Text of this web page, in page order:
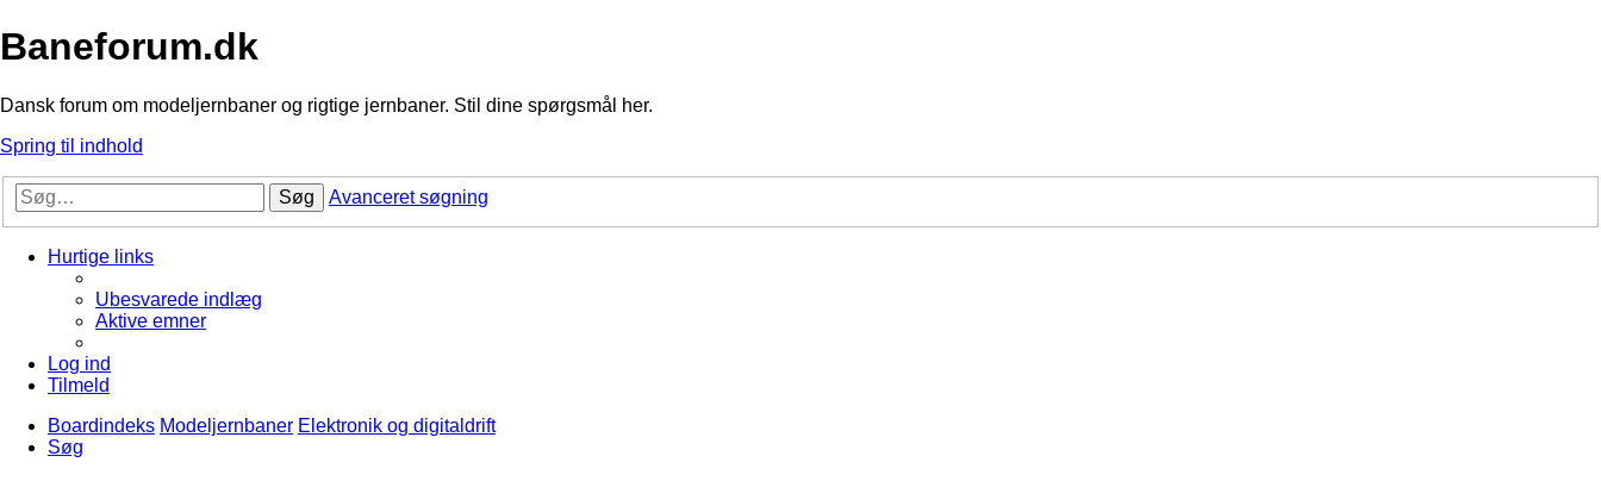
Baneforum.dk
Dansk forum om modeljernbaner og rigtige jernbaner. Stil dine spørgsmål her.
Spring til indhold
Søg Avanceret søgning
Hurtige links
Ubesvarede indlæg
Aktive emner
Log ind
Tilmeld
Boardindeks Modeljernbaner Elektronik og digitaldrift
Søg